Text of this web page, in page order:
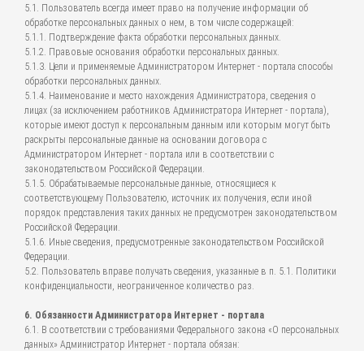
5.1. Пользователь всегда имеет право на получение информации об
обработке персональных данных о нем, в том числе содержащей:
5.1.1. Подтверждение факта обработки персональных данных.
5.1.2. Правовые основания обработки персональных данных.
5.1.3. Цели и применяемые Администратором Интернет - портала способы
обработки персональных данных.
5.1.4. Наименование и место нахождения Администратора, сведения о
лицах (за исключением работников Администратора Интернет - портала),
которые имеют доступ к персональным данным или которым могут быть
раскрыты персональные данные на основании договора с
Администратором Интернет - портала или в соответствии с
законодательством Российской Федерации.
5.1.5. Обрабатываемые персональные данные, относящиеся к
соответствующему Пользователю, источник их получения, если иной
порядок представления таких данных не предусмотрен законодательством
Российской Федерации.
5.1.6. Иные сведения, предусмотренные законодательством Российской
Федерации.
5.2. Пользователь вправе получать сведения, указанные в п. 5.1. Политики
конфиденциальности, неограниченное количество раз.
6. Обязанности Администратора Интернет - портала
6.1. В соответствии с требованиями Федерального закона «О персональных
данных» Администратор Интернет - портала обязан: